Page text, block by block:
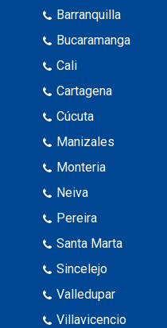
Barranquilla
Bucaramanga
Cali
Cartagena
Cúcuta
Manizales
Monteria
Neiva
Pereira
Santa Marta
Sincelejo
Valledupar
Villavicencio